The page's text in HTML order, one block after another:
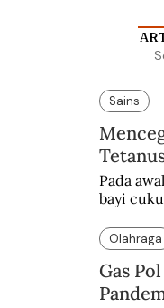
Sains
Pada
bayi
Olahraga
Gas